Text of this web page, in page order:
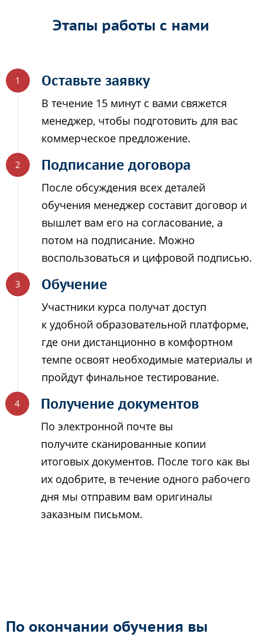
Этапы работы с нами
Оставьте заявку
В течение 15 минут с вами свяжется
менеджер, чтобы подготовить для вас
коммерческое предложение.
Подписание договора
После обсуждения всех деталей
обучения менеджер составит договор и
вышлет вам его на согласование, а
потом на подписание. Можно
воспользоваться и цифровой подписью.
Обучение
Участники курса получат доступ
к удобной образовательной платформе,
где они дистанционно в комфортном
темпе освоят необходимые материалы и
пройдут финальное тестирование.
Получение документов
По электронной почте вы
получите сканированные копии
итоговых документов. После того как вы
их одобрите, в течение одного рабочего
дня мы отправим вам оригиналы
заказным письмом.
По окончании обучения вы